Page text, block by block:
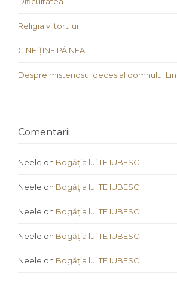
Religia viitorului
CINE ȚINE PÂINEA
Despre misteriosul deces al domnului
Comentarii
Neele on Bogăția lui TE IUBESC
Neele on Bogăția lui TE IUBESC
Neele on Bogăția lui TE IUBESC
Neele on Bogăția lui TE IUBESC
Neele on Bogăția lui TE IUBESC